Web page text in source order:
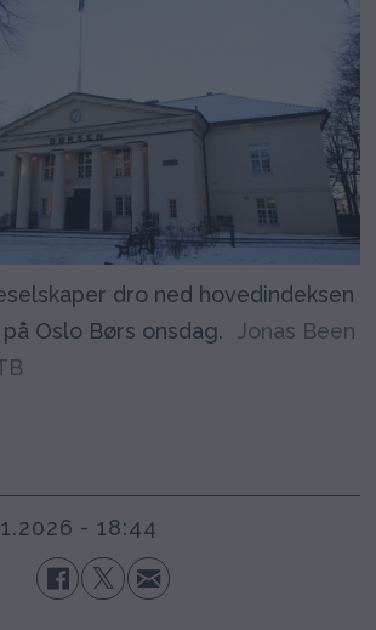
dro ned hovedindeksen
Oslo Børs onsdag.
Jonas Been
- 18:44